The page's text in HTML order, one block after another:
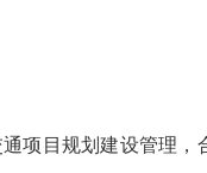
目规划建设管理，